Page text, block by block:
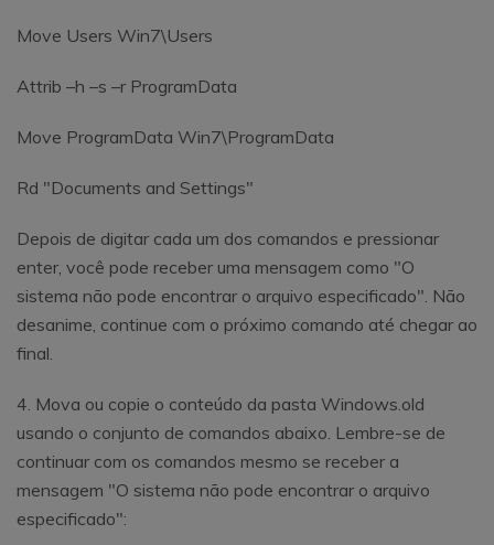
Move Users Win7\Users
Attrib –h –s –r ProgramData
Move ProgramData Win7\ProgramData
Rd "Documents and Settings"
Depois de digitar cada um dos comandos e pressionar
enter, você pode receber uma mensagem como "O
sistema não pode encontrar o arquivo especificado". Não
desanime, continue com o próximo comando até chegar ao
final.
4. Mova ou copie o conteúdo da pasta Windows.old
usando o conjunto de comandos abaixo. Lembre-se de
continuar com os comandos mesmo se receber a
mensagem "O sistema não pode encontrar o arquivo
especificado":